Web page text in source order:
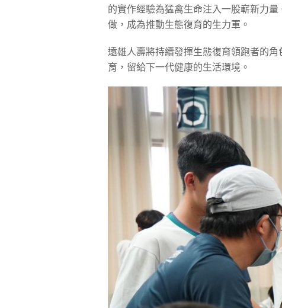
的實作經驗為猛禽生命注入一股嶄新力
做，成為推動生態復育的生力軍。
遠雄人壽將持續發揮生態復育領跑者的
育，留給下一代健康的生活環境。